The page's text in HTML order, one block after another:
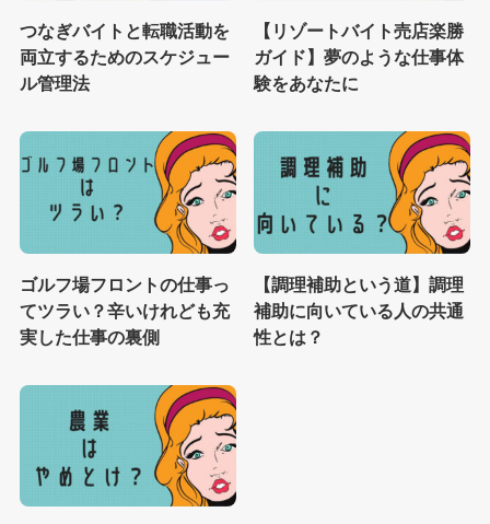
つなぎバイトと転職活動を
両立するためのスケジュー
ル管理法
【リゾートバイト売店楽勝
ガイド】夢のような仕事体
験をあなたに
ゴルフ場フロントの仕事っ
てツラい？辛いけれども充
実した仕事の裏側
【調理補助という道】調理
補助に向いている人の共通
性とは？